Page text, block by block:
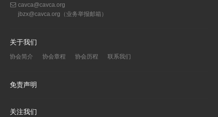
cavca@cavca.org
jbzx@cavca.org （业务举报邮箱）
关于我们
协会简介 协会章程 协会历程 联系我们
免责声明
关注我们